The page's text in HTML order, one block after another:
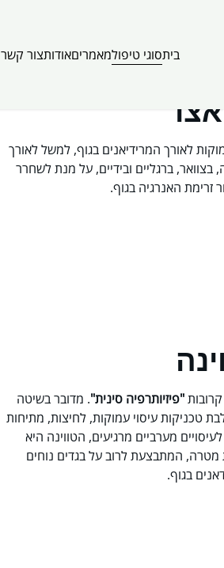
ביתסוגי טיפולמאמריםאודותצור קשר
לאורך המרידיאנים בגוף, למשל לאורך
ברגליים ובידיים, על מנת לשחרר
זרימת האנרגיה בגוף.
קרובות"פיזיותרפיה סינית". מדובר בשיטה
טכניקות עיסוי עמוקות, לחיצות, מתיחות
מערביים מרגיעים, הטווינה היא
המתבצעת לרוב על בגדים נוחים
בגוף.